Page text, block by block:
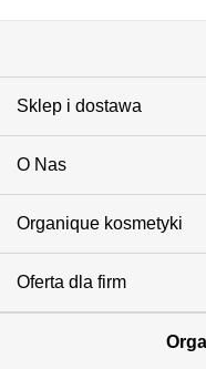
Sklep i dostawa
O Nas
Organique kosmetyki
Oferta dla firm